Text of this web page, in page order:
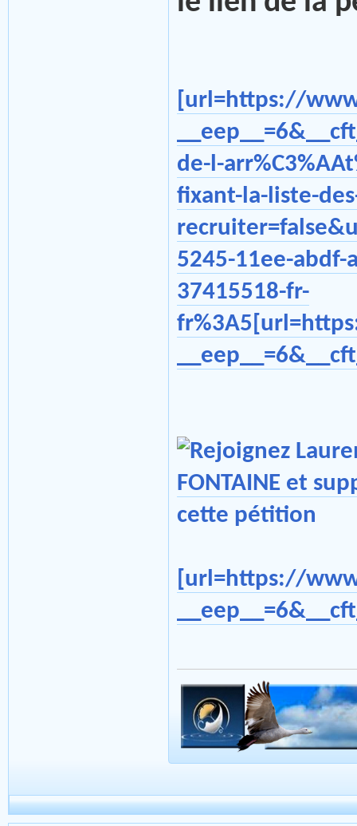
[url=https://
de-l-
fixant-la-liste-
5245-11ee-
37415518-fr-
[url=https://